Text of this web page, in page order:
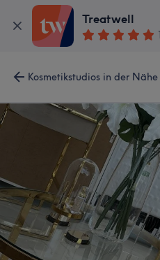
Treatwell
Kosmetikstudios in der Nähe